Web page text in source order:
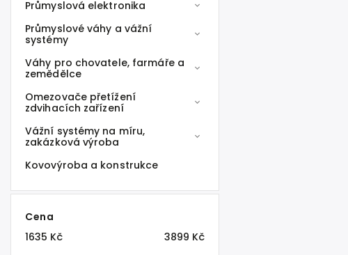
Průmyslová elektronika
Průmyslové váhy a vážní
systémy
Váhy pro chovatele, farmáře a
zemědělce
Omezovače přetížení
zdvihacích zařízení
Vážní systémy na míru,
zakázková výroba
Kovovýroba a konstrukce
Cena
1635 Kč 3899 Kč